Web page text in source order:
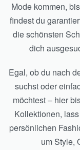
Mode kommen,
findest du
die schönsten
dich
Egal, ob du nach
suchst oder
möchtest – hier
Kollektionen,
persönlichen
um Style,